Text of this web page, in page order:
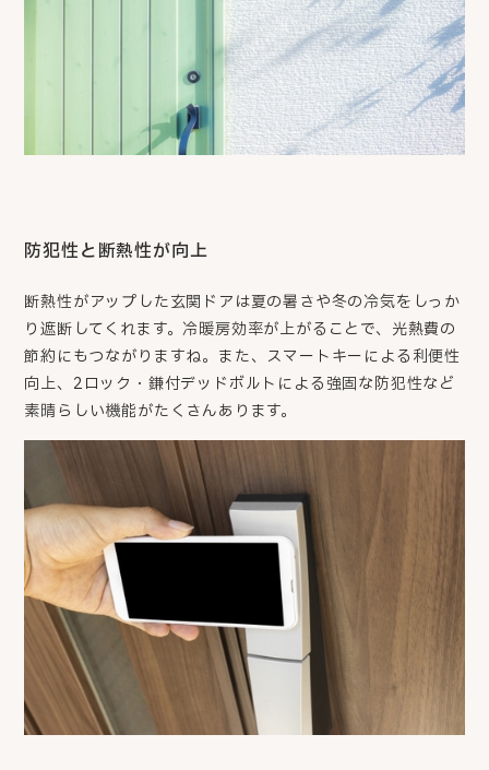
防犯性と断熱性が向上
断熱性がアップした玄関ドアは夏の暑さや冬の冷気をしっか
り遮断してくれます。冷暖房効率が上がることで、光熱費の
節約にもつながりますね。また、 スマートキーによる利便性
向上、2ロック・鎌付デッドボルトによる強固な防犯性など
素晴らしい機能がたくさんあります。